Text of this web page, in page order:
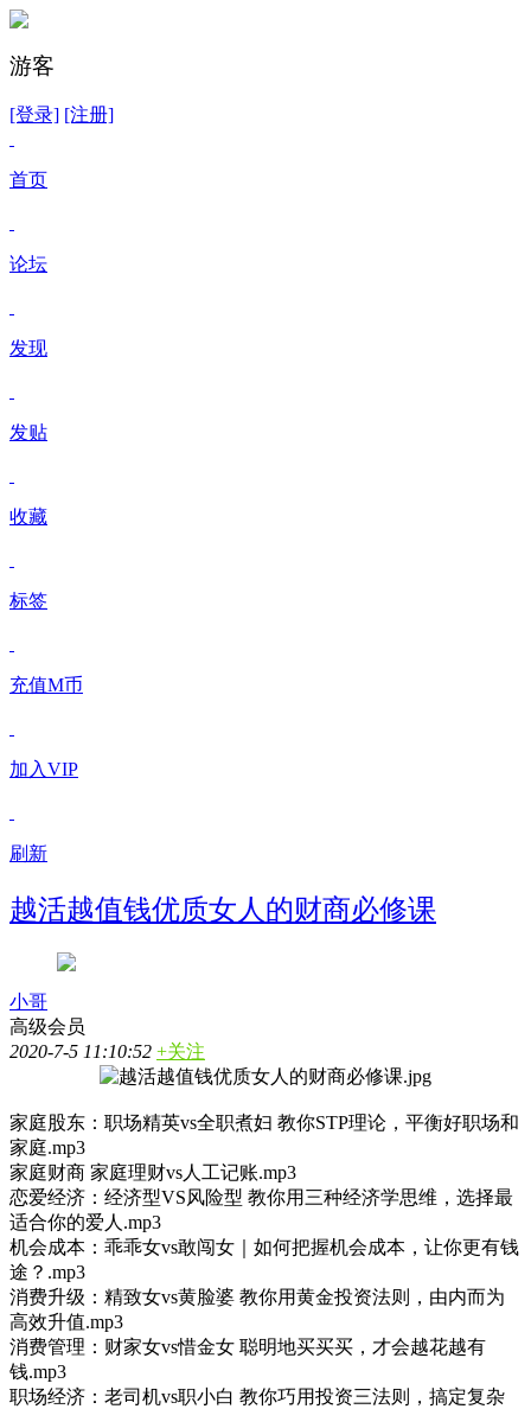
游客
[登录] [注册]
首页
论坛
发现
发贴
收藏
标签
充值M币
加入VIP
刷新
越活越值钱优质女人的财商必修课
小哥
高级会员
2020-7-5 11:10:52 +关注
家庭股东：职场精英vs全职煮妇 教你STP理论，平衡好职场和
家庭.mp3
家庭财商 家庭理财vs人工记账.mp3
恋爱经济：经济型VS风险型 教你用三种经济学思维，选择最
适合你的爱人.mp3
机会成本：乖乖女vs敢闯女｜如何把握机会成本，让你更有钱
途？.mp3
消费升级：精致女vs黄脸婆 教你用黄金投资法则，由内而为
高效升值.mp3
消费管理：财家女vs惜金女 聪明地买买买，才会越花越有
钱.mp3
职场经济：老司机vs职小白 教你巧用投资三法则，搞定复杂